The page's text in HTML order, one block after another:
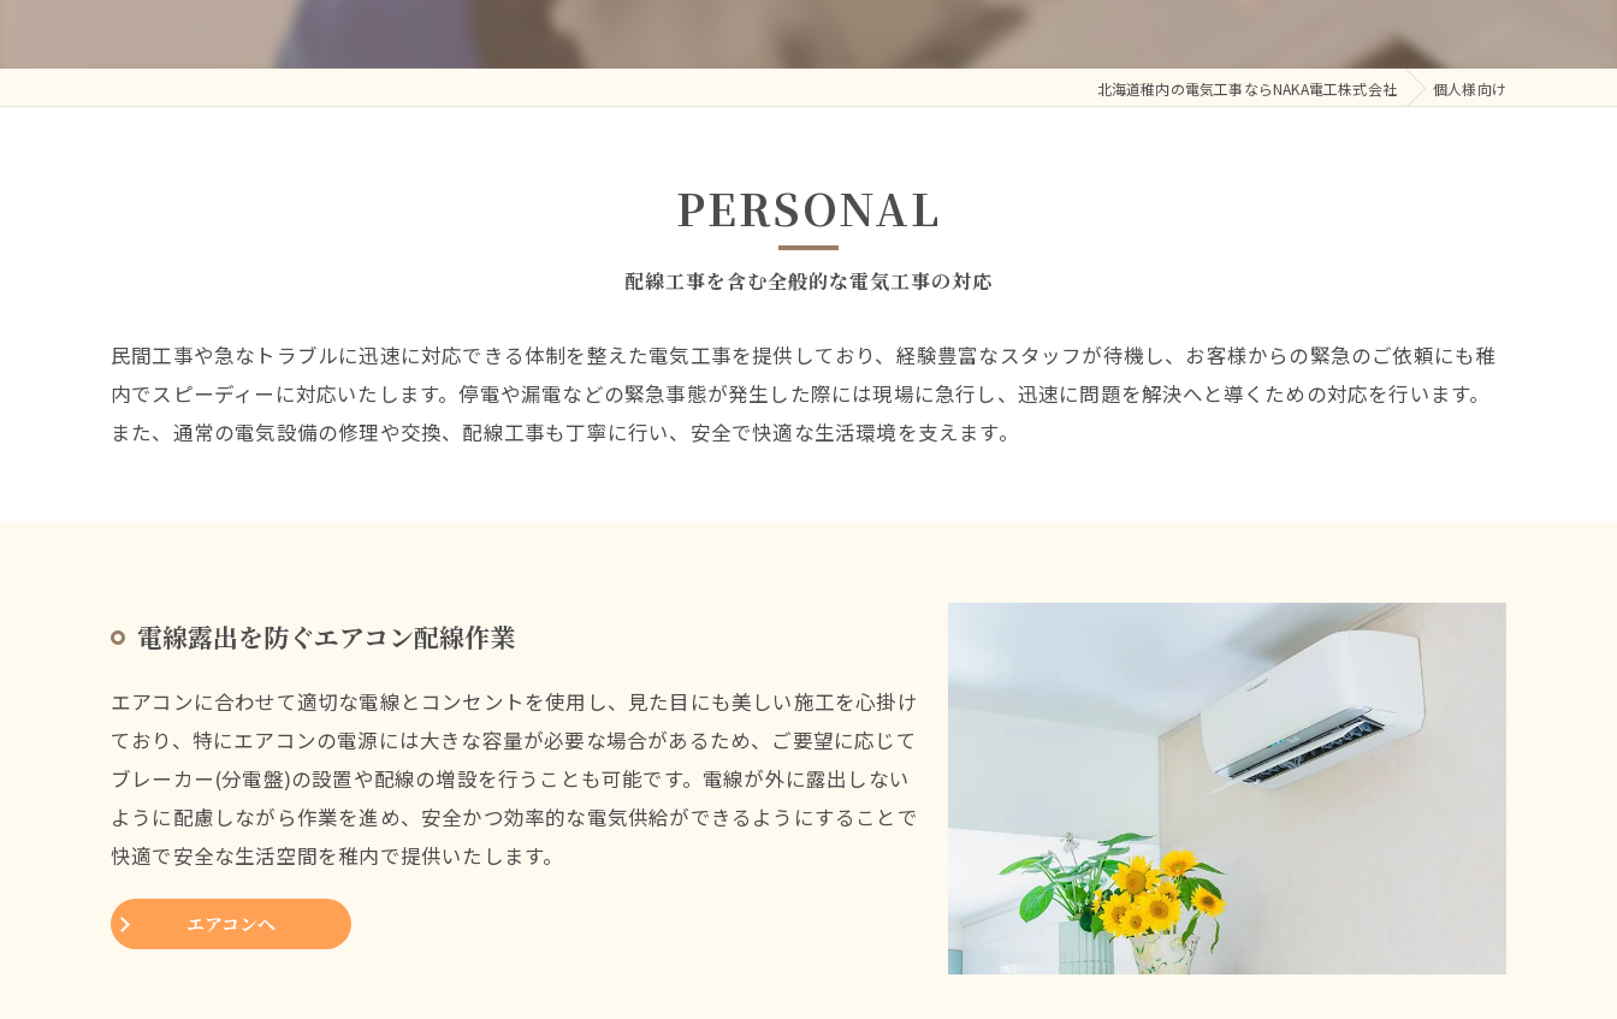
テレビ
北海道稚内の電気工事ならNAKA電工株式会社 個人様向け
配線工事を含む全般的な電気工事の対応
PERSONAL
民間工事や急なトラブルに迅速に対応できる体制を整えた電気工事を提供しており、経験豊富なスタッフが待機し、お客様からの緊急のご依頼にも稚
内でスピーディーに対応いたします。停電や漏電などの緊急事態が発生した際には現場に急行し、迅速に問題を解決へと導くための対応を行います。
また、通常の電気設備の修理や交換、配線工事も丁寧に行い、安全で快適な生活環境を支えます。
電線露出を防ぐエアコン配線作業
エアコンに合わせて適切な電線とコンセントを使用し、見た目にも美しい施工を心掛け
ており、特にエアコンの電源には大きな容量が必要な場合があるため、ご要望に応じて
ブレーカー(分電盤)の設置や配線の増設を行うことも可能です。電線が外に露出しない
ように配慮しながら作業を進め、安全かつ効率的な電気供給ができるようにすることで
快適で安全な生活空間を稚内で提供いたします。
エアコンへ